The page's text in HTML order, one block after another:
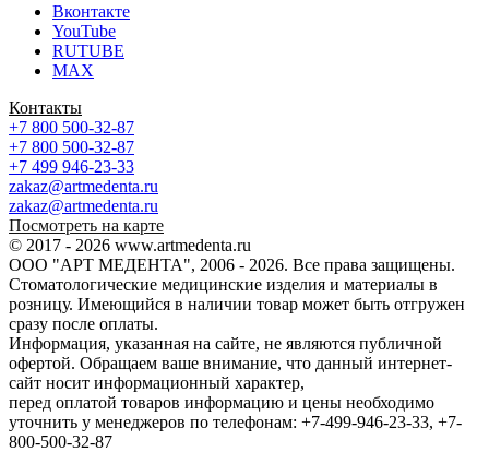
Вконтакте
YouTube
RUTUBE
MAX
Контакты
+7 800 500-32-87
+7 800 500-32-87
+7 499 946-23-33
zakaz@artmedenta.ru
zakaz@artmedenta.ru
Посмотреть на карте
© 2017 - 2026 www.artmedenta.ru
ООО "АРТ МЕДЕНТА", 2006 - 2026. Все права защищены.
Стоматологические медицинские изделия и материалы в
розницу. Имеющийся в наличии товар может быть отгружен
сразу после оплаты.
Информация, указанная на сайте, не являются публичной
офертой. Обращаем ваше внимание, что данный интернет-
сайт носит информационный характер,
перед оплатой товаров информацию и цены необходимо
уточнить у менеджеров по телефонам: +7-499-946-23-33, +7-
800-500-32-87